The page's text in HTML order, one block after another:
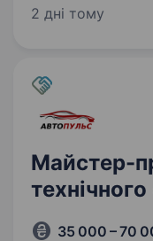
підтримує
2 дні тому
Майстер-
35 000 – 70